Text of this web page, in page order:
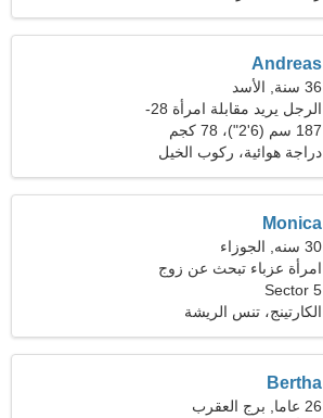
Andreas
36 سنة, الأسد
الرجل يريد مقابلة امرأة 28-
31
187 سم (6'2")، 78 كجم
(171 رطلا)دراجة هوائية، ركوب الخيل
Monica
30 سنه, الجوزاء
امرأة عزباء تبحث عن زوج
Sector 5
الكارتينج، تنس الريشة
Bertha
26 عاما, برج العقرب